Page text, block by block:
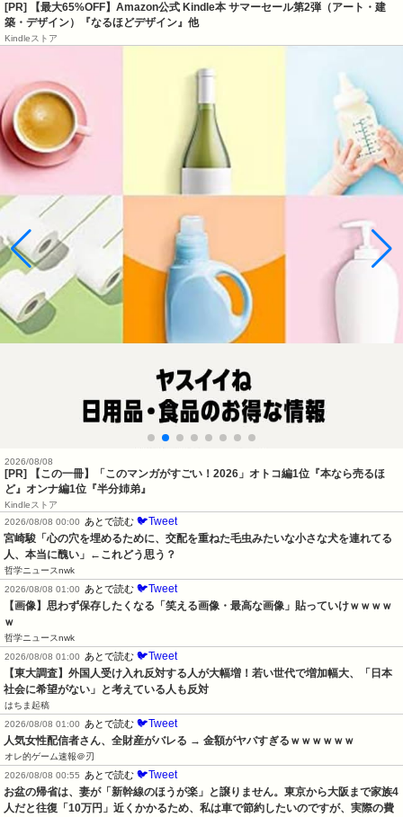
[PR]
【最大65%OFF】Amazon公式 Kindle本 サマーセール第2弾（アート・建
築・デザイン）『なるほどデザイン』他
Kindleストア
2026/08/08
[PR] 【この一冊】「このマンガがすごい！2026」オトコ編1位『本なら売るほ
ど』オンナ編1位『半分姉弟』
Kindleストア
2026/08/08 00:00 あとで読む 🐦Tweet
宮崎駿「心の穴を埋めるために、交配を重ねた毛虫みたいな小さな犬を連れてる
人、本当に醜い」←これどう思う？
哲学ニュースnwk
2026/08/08 01:00 あとで読む 🐦Tweet
【画像】思わず保存したくなる「笑える画像・最高な画像」貼っていけｗｗｗｗ
ｗ
哲学ニュースnwk
2026/08/08 01:00 あとで読む 🐦Tweet
【東大調査】外国人受け入れ反対する人が大幅増！若い世代で増加幅大、「日本
社会に希望がない」と考えている人も反対
はちま起稿
2026/08/08 01:00 あとで読む 🐦Tweet
人気女性配信者さん、全財産がバレる → 金額がヤバすぎるｗｗｗｗｗｗ
オレ的ゲーム速報＠刃
2026/08/08 00:55 あとで読む 🐦Tweet
お盆の帰省は、妻が「新幹線のほうが楽」と譲りません。東京から大阪まで家族4
人だと往復「10万円」近くかかるため、私は車で節約したいのですが、実際の費